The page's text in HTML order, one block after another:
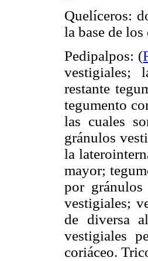
Quelíceros:
la base de los
Pedipalpos: (
vestigiales;
restante
tegumento
las cuales
gránulos
la
mayor;
por gránulos
vestigiales;
de diversa
vestigiales
coriáceo.